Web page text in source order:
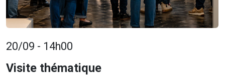
20/09 - 14h00
Visite thématique